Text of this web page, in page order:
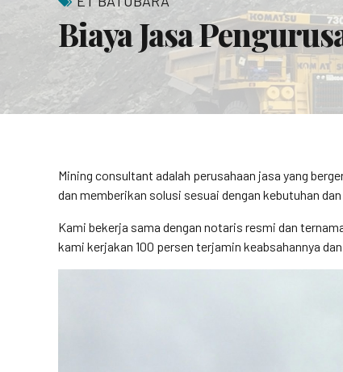
Biaya Jasa
Mining consultant adalah perusahaan jasa yang
dan memberikan solusi sesuai dengan kebutuhan dan
Kami bekerja sama dengan notaris resmi dan
kami kerjakan 100 persen terjamin keabsahannya